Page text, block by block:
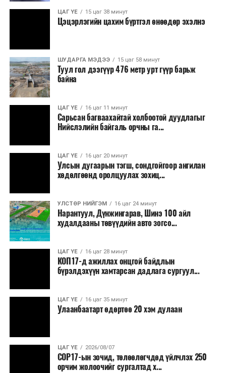
Хуулийг зөрчиж дуудлага хийсэн хувь хүнийг нэг
нэгжийг 375 мянга хүртэлх еврогоор торгох
боломжтой. Харин хэрэглэгч өөрөө зөвшөөрсөн,
эсвэл тухайн компанитай өмнө нь гэрээний
харилцаатай бөгөөд шинэ үйлчилгээ санал болгож
буй тохиолдолд хориг үйлчлэхгүй. Иргэд
зөвшөөрөлгүй дуудлагын талаар төрийн цахим
хуудсаар мэдээлэх боломжтой.
Шинэ хууль Францын зах зээлд үйлчилдэг гадаадын
дуудлагын төвүүдэд нөлөөлөхөөр байна. Тухайлбал,
Мароккогийн дуудлагын төвүүдийн орлогын 80 гаруй
хувь Францын зах зээлээс бүрддэг бөгөөд тус улсын
40–50 мянган ажлын байр эрсдэлд орж болзошгүйг
Мароккогийн хөдөлмөр эрхлэлтийн сайд мэдэгджээ.
ЦАГ ҮЕ 15 цаг 38 минут
Цэцэрлэгийн цахим бүртгэл өнөөдөр эхэлнэ
ШУДАРГА МЭДЭЭ 15 цаг 58 минут
Туул гол дээгүүр 476 метр урт гүүр барьж
байна
ЦАГ ҮЕ 16 цаг 11 минут
Сарьсан багваахайтай холбоотой дуудлагыг
Нийслэлийн байгаль орчны га...
ЦАГ ҮЕ 16 цаг 20 минут
Улсын дугаарын тэгш, сондгойгоор ангилан
хөдөлгөөнд оролцуулах зохиц...
УЛСТӨР НИЙГЭМ 16 цаг 24 минут
Нарантуул, Дүнжингарав, Шинэ 100 айл
худалдааны төвүүдийн авто зогсо...
ЦАГ ҮЕ 16 цаг 28 минут
КОП17-д ажиллах онцгой байдлын
бүрэлдэхүүн хамтарсан дадлага сургуул...
ЦАГ ҮЕ 16 цаг 35 минут
Улаанбаатарт өдөртөө 20 хэм дулаан
ЦАГ ҮЕ 2026/08/07
COP17-ын зочид, төлөөлөгчдөд үйлчлэх 250
орчим жолоочийг сургалтад х...